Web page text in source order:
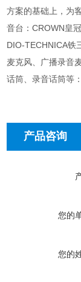
方案的基础上，为
音台：CROWN皇
DIO-TECHNICA铁
麦克风、广播录音
话筒、录音话筒等
产品咨询
您的
您的